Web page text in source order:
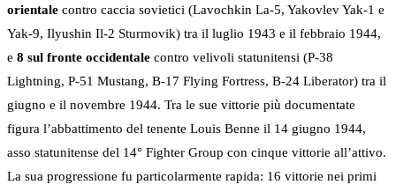
orientale contro caccia sovietici (Lavochkin La-5, Yakovlev Yak-1 e
Yak-9, Ilyushin Il-2 Sturmovik) tra il luglio 1943 e il febbraio 1944,
e 8 sul fronte occidentale contro velivoli statunitensi (P-38
Lightning, P-51 Mustang, B-17 Flying Fortress, B-24 Liberator) tra il
giugno e il novembre 1944. Tra le sue vittorie più documentate
figura l’abbattimento del tenente Louis Benne il 14 giugno 1944,
asso statunitense del 14° Fighter Group con cinque vittorie all’attivo.
La sua progressione fu particolarmente rapida: 16 vittorie nei primi